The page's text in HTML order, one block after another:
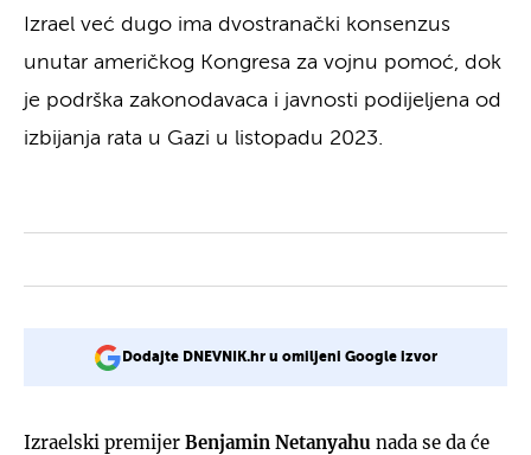
Izrael već dugo ima dvostranački konsenzus
unutar američkog Kongresa za vojnu pomoć, dok
je podrška zakonodavaca i javnosti podijeljena od
izbijanja rata u Gazi u listopadu 2023.
Dodajte DNEVNIK.hr u omiljeni Google izvor
Izraelski premijer Benjamin Netanyahu nada se da će